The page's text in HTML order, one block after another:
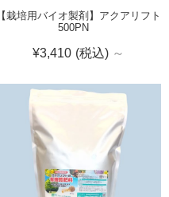
【栽培用バイオ製剤】アクアリフト
500PN
¥3,410 (税込) ～